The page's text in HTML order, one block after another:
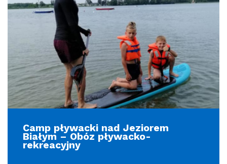
Camp pływacki nad Jeziorem
Białym – Obóz pływacko-
rekreacyjny